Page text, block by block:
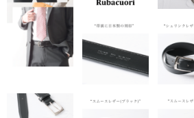
長財布
折り財布
その他.